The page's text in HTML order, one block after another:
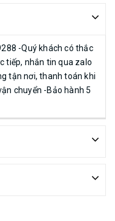
-Quý khách có thắc
tiếp, nhắn tin qua zalo
tận nơi, thanh toán khi
chuyển -Bảo hành 5